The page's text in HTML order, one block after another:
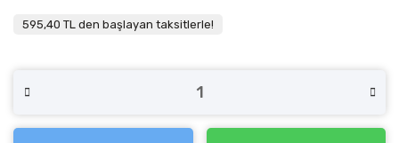
595,40 TL den başlayan taksitlerle!